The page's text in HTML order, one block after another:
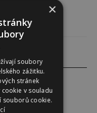
×
soubory
zážitku.
stránek
v souladu
souborů cookie.